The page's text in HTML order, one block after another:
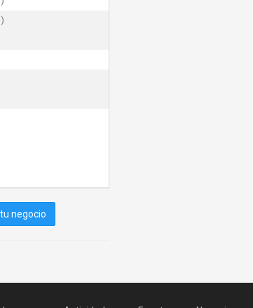
negocio